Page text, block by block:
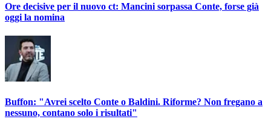
Ore decisive per il nuovo ct: Mancini sorpassa Conte, forse già
oggi la nomina
Buffon: "Avrei scelto Conte o Baldini. Riforme? Non fregano a
nessuno, contano solo i risultati"